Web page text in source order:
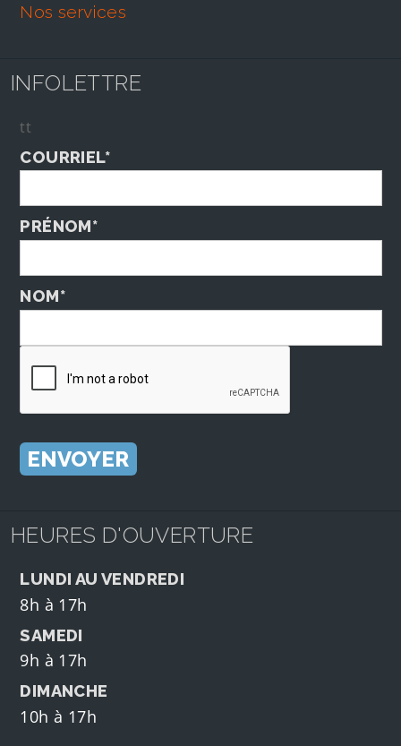
nos services
INFOLETTRE
tt
COURRIEL*
PRÉNOM*
NOM*
HEURES D'OUVERTURE
LUNDI AU VENDREDI
8h à 17h
SAMEDI
9h à 17h
DIMANCHE
10h à 17h